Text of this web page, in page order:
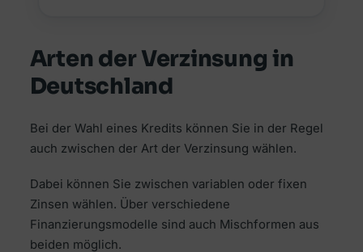
Arten der Verzinsung in
Deutschland
Bei der Wahl eines Kredits können Sie in der Regel
auch zwischen der Art der Verzinsung wählen.
Dabei können Sie zwischen variablen oder fixen
Zinsen wählen. Über verschiedene
Finanzierungsmodelle sind auch Mischformen aus
beiden möglich.